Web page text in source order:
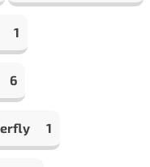
1
6
1